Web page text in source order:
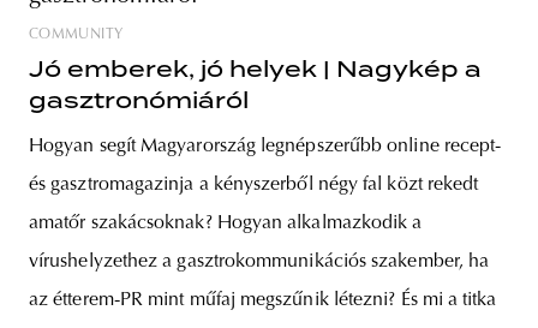
COMMUNITY
Jó emberek, jó helyek | Nagykép a
gasztronómiáról
Hogyan segít Magyarország legnépszerűbb online recept-
és gasztromagazinja a kényszerből négy fal közt rekedt
amatőr szakácsoknak? Hogyan alkalmazkodik a
vírushelyzethez a gasztrokommunikációs szakember, ha
az étterem-PR mint műfaj megszűnik létezni? És mi a titka